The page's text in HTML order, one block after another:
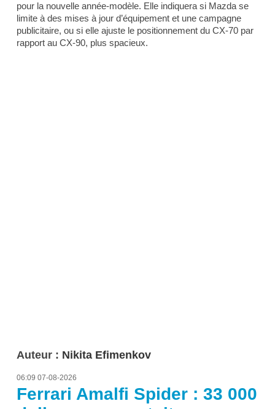
pour la nouvelle année-modèle. Elle indiquera si Mazda se
limite à des mises à jour d’équipement et une campagne
publicitaire, ou si elle ajuste le positionnement du CX-70 par
rapport au CX-90, plus spacieux.
Auteur : Nikita Efimenkov
06:09 07-08-2026
Ferrari Amalfi Spider : 33 000